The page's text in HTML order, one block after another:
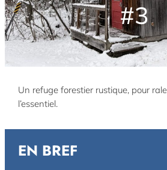
#3
Un refuge forestier rustique, pour
l’essentiel.
EN BREF